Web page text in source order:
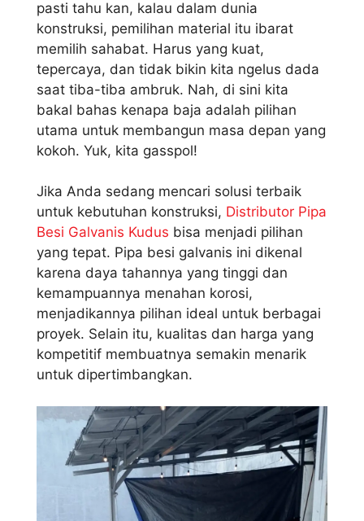
pasti tahu kan, kalau dalam dunia
konstruksi, pemilihan material itu ibarat
memilih sahabat. Harus yang kuat,
tepercaya, dan tidak bikin kita ngelus dada
saat tiba-tiba ambruk. Nah, di sini kita
bakal bahas kenapa baja adalah pilihan
utama untuk membangun masa depan yang
kokoh. Yuk, kita gasspol!
Jika Anda sedang mencari solusi terbaik
untuk kebutuhan konstruksi, Distributor Pipa
Besi Galvanis Kudus bisa menjadi pilihan
yang tepat. Pipa besi galvanis ini dikenal
karena daya tahannya yang tinggi dan
kemampuannya menahan korosi,
menjadikannya pilihan ideal untuk berbagai
proyek. Selain itu, kualitas dan harga yang
kompetitif membuatnya semakin menarik
untuk dipertimbangkan.